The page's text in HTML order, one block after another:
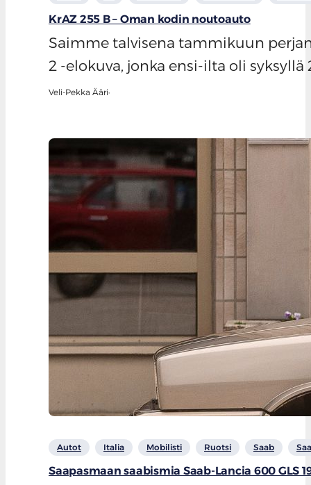
KrAZ 255 B – Oman kodin noutoauto
Saimme talvisena tammikuun
2 -elokuva, jonka ensi-ilta oli syksyllä
Veli-Pekka Ääri·
Autot Italia Mobilisti Ruotsi Saab
Saapasmaan saabismia Saab-Lancia 600 GLS